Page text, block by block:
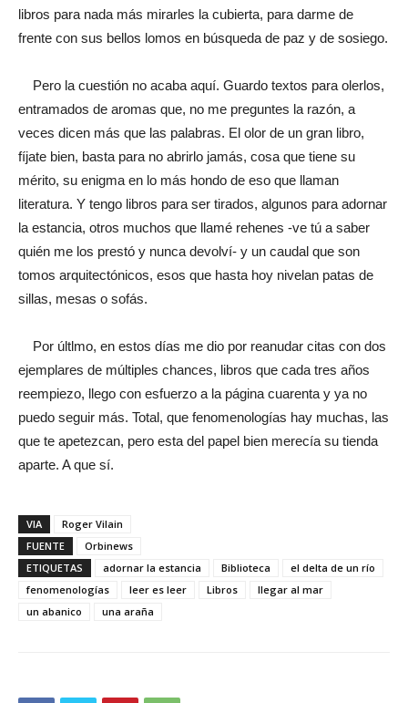
libros para nada más mirarles la cubierta, para darme de
frente con sus bellos lomos en búsqueda de paz y de sosiego.
Pero la cuestión no acaba aquí. Guardo textos para olerlos,
entramados de aromas que, no me preguntes la razón, a
veces dicen más que las palabras. El olor de un gran libro,
fíjate bien, basta para no abrirlo jamás, cosa que tiene su
mérito, su enigma en lo más hondo de eso que llaman
literatura. Y tengo libros para ser tirados, algunos para adornar
la estancia, otros muchos que llamé rehenes -ve tú a saber
quién me los prestó y nunca devolví- y un caudal que son
tomos arquitectónicos, esos que hasta hoy nivelan patas de
sillas, mesas o sofás.
Por últlmo, en estos días me dio por reanudar citas con dos
ejemplares de múltiples chances, libros que cada tres años
reempiezo, llego con esfuerzo a la página cuarenta y ya no
puedo seguir más. Total, que fenomenologías hay muchas, las
que te apetezcan, pero esta del papel bien merecía su tienda
aparte. A que sí.
VIA
Roger Vilain
FUENTE
Orbinews
ETIQUETAS
adornar la estancia Biblioteca
el delta de un río
fenomenologías
leer es leer Libros
llegar al mar
un abanico
una araña